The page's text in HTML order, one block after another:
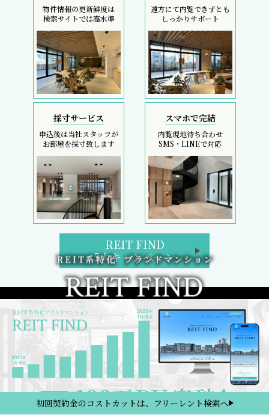
物件情報の更新鮮度は
検索サイトでは高水準
遠方にて内覧できずとも
しっかりサポート
採寸サービス
申込後は当社スタッフが
お部屋を採寸致します
スマホで完結
内覧現地待ち合わせ
SMS・LINEで対応
REIT FIND
5大キャンペーン
初回契約金のコストカットは、フリーレント検索へ